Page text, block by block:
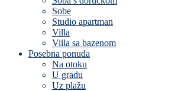
Sobe
Studio apartman
Villa
Villa sa bazenom
Posebna ponuda
Na otoku
U gradu
Uz plažu